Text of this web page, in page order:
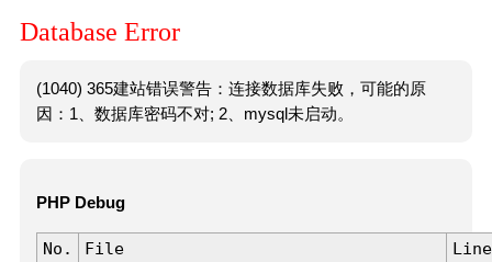
Database Error
(1040) 365建站错误警告：连接数据库失败，可能的原
因：1、数据库密码不对; 2、mysql未启动。
PHP Debug
No. File
Line